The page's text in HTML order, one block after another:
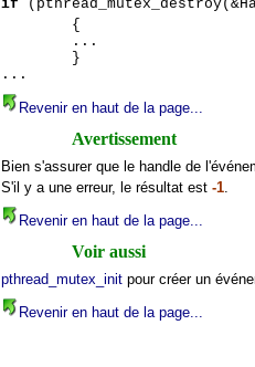
if
{
...
}
...
Revenir en haut de la page...
Avertissement
Bien s'assurer que le handle de
S'il y a une erreur, le résultat est -1.
Revenir en haut de la page...
Voir aussi
pthread_mutex_initpour créer un
Revenir en haut de la page...